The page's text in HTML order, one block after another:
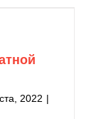
2022 |